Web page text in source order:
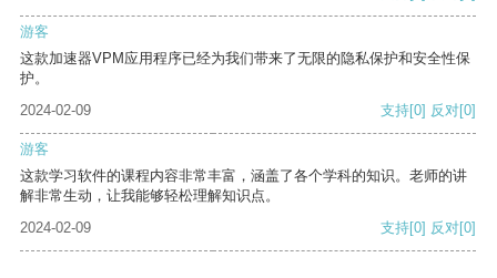
游客
这款加速器VPM应用程序已经为我们带来了无限的隐私保护和安全性保
护。
2024-02-09
支持[0] 反对[0]
游客
这款学习软件的课程内容非常丰富，涵盖了各个学科的知识。老师的讲
解非常生动，让我能够轻松理解知识点。
2024-02-09
支持[0] 反对[0]